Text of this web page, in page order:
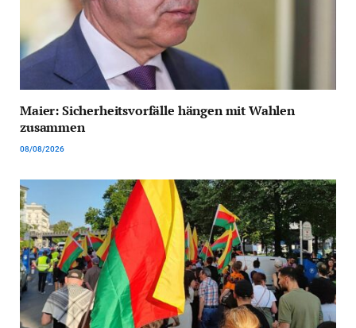
Maier: Sicherheitsvorfälle hängen mit Wahlen
zusammen
08/08/2026